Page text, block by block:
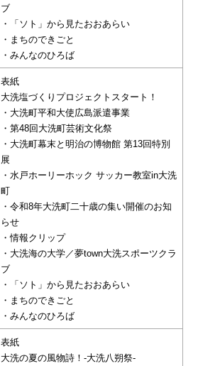
ブ
・「ソト」から見たおおあらい
・まちのできごと
・みんなのひろば
表紙
大洗塩づくりプロジェクトスタート！
・大洗町平和大使広島派遣事業
・第48回大洗町芸術文化祭
・大洗町幕末と明治の博物館 第13回特別
展
・水戸ホーリーホック サッカー教室in大洗
町
・令和8年大洗町二十歳の集い開催のお知
らせ
・情報クリップ
・大洗海の大学／夢town大洗スポーツクラ
ブ
・「ソト」から見たおおあらい
・まちのできごと
・みんなのひろば
表紙
大洗の夏の風物詩！-大洗八朔祭-